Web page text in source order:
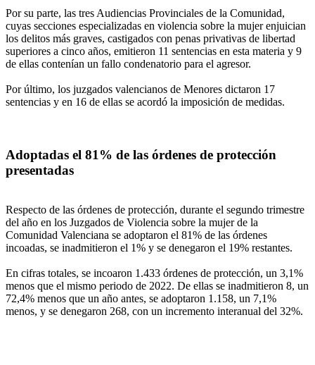
Por su parte, las tres Audiencias Provinciales de la Comunidad,
cuyas secciones especializadas en violencia sobre la mujer enjuician
los delitos más graves, castigados con penas privativas de libertad
superiores a cinco años, emitieron 11 sentencias en esta materia y 9
de ellas contenían un fallo condenatorio para el agresor.
Por último, los juzgados valencianos de Menores dictaron 17
sentencias y en 16 de ellas se acordó la imposición de medidas.
Adoptadas el 81% de las órdenes de protección
presentadas
Respecto de las órdenes de protección, durante el segundo trimestre
del año en los Juzgados de Violencia sobre la mujer de la
Comunidad Valenciana se adoptaron el 81% de las órdenes
incoadas, se inadmitieron el 1% y se denegaron el 19% restantes.
En cifras totales, se incoaron 1.433 órdenes de protección, un 3,1%
menos que el mismo periodo de 2022. De ellas se inadmitieron 8, un
72,4% menos que un año antes, se adoptaron 1.158, un 7,1%
menos, y se denegaron 268, con un incremento interanual del 32%.